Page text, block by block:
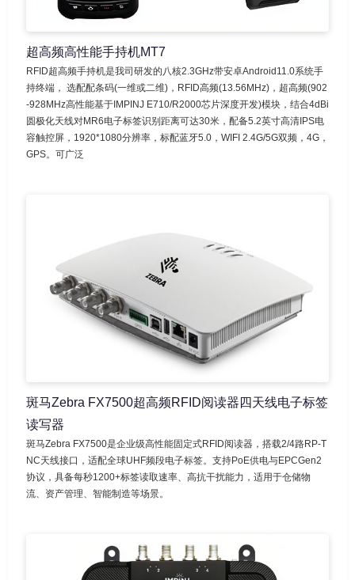
超高频高性能手持机MT7
RFID超高频手持机是我司研发的八核2.3GHz带安卓Android11.0系统手
持终端， 选配配条码(一维或二维)，RFID高频(13.56MHz)，超高频(902
-928MHz高性能基于IMPINJ E710/R2000芯片深度开发)模块，结合4dBi
圆极化天线对MR6电子标签识别距离可达30米，配备5.2英寸高清IPS电
容触控屏，1920*1080分辨率，标配蓝牙5.0，WIFI 2.4G/5G双频，4G，
GPS。可广泛
斑马Zebra FX7500超高频RFID阅读器四天线电子标签
读写器
斑马Zebra FX7500是企业级高性能固定式RFID阅读器，搭载2/4路RP-T
NC天线接口，适配全球UHF频段电子标签。支持PoE供电与EPCGen2
协议，具备每秒1200+标签读取速率、高抗干扰能力，适用于仓储物
流、资产管理、智能制造等场景。